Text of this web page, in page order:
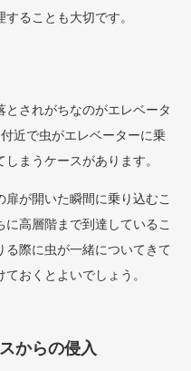
ることも大切です。
されがちなのがエレベータ
近で虫がエレベーターに乗
まうケースがあります。
が開いた瞬間に乗り込むこ
高層階まで到達しているこ
る際に虫が一緒についてきて
おくとよいでしょう。
からの侵入